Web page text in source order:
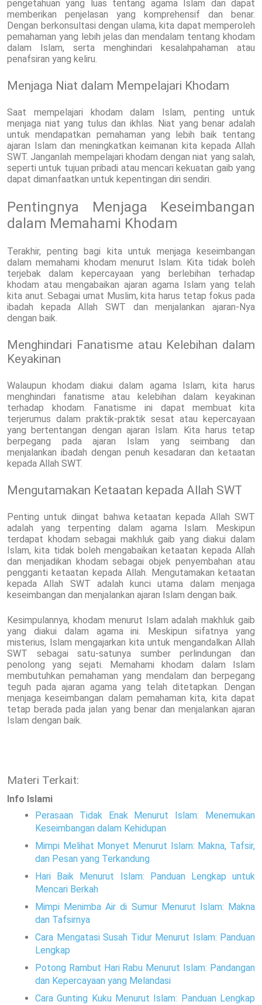
pengetahuan yang luas tentang agama Islam dan dapat
memberikan penjelasan yang komprehensif dan benar.
Dengan berkonsultasi dengan ulama, kita dapat memperoleh
pemahaman yang lebih jelas dan mendalam tentang khodam
dalam Islam, serta menghindari kesalahpahaman atau
penafsiran yang keliru.
Menjaga Niat dalam Mempelajari Khodam
Saat mempelajari khodam dalam Islam, penting untuk
menjaga niat yang tulus dan ikhlas. Niat yang benar adalah
untuk mendapatkan pemahaman yang lebih baik tentang
ajaran Islam dan meningkatkan keimanan kita kepada Allah
SWT. Janganlah mempelajari khodam dengan niat yang salah,
seperti untuk tujuan pribadi atau mencari kekuatan gaib yang
dapat dimanfaatkan untuk kepentingan diri sendiri.
Pentingnya Menjaga Keseimbangan
dalam Memahami Khodam
Terakhir, penting bagi kita untuk menjaga keseimbangan
dalam memahami khodam menurut Islam. Kita tidak boleh
terjebak dalam kepercayaan yang berlebihan terhadap
khodam atau mengabaikan ajaran agama Islam yang telah
kita anut. Sebagai umat Muslim, kita harus tetap fokus pada
ibadah kepada Allah SWT dan menjalankan ajaran-Nya
dengan baik.
Menghindari Fanatisme atau Kelebihan dalam
Keyakinan
Walaupun khodam diakui dalam agama Islam, kita harus
menghindari fanatisme atau kelebihan dalam keyakinan
terhadap khodam. Fanatisme ini dapat membuat kita
terjerumus dalam praktik-praktik sesat atau kepercayaan
yang bertentangan dengan ajaran Islam. Kita harus tetap
berpegang pada ajaran Islam yang seimbang dan
menjalankan ibadah dengan penuh kesadaran dan ketaatan
kepada Allah SWT.
Mengutamakan Ketaatan kepada Allah SWT
Penting untuk diingat bahwa ketaatan kepada Allah SWT
adalah yang terpenting dalam agama Islam. Meskipun
terdapat khodam sebagai makhluk gaib yang diakui dalam
Islam, kita tidak boleh mengabaikan ketaatan kepada Allah
dan menjadikan khodam sebagai objek penyembahan atau
pengganti ketaatan kepada Allah. Mengutamakan ketaatan
kepada Allah SWT adalah kunci utama dalam menjaga
keseimbangan dan menjalankan ajaran Islam dengan baik.
Kesimpulannya, khodam menurut Islam adalah makhluk gaib
yang diakui dalam agama ini. Meskipun sifatnya yang
misterius, Islam mengajarkan kita untuk mengandalkan Allah
SWT sebagai satu-satunya sumber perlindungan dan
penolong yang sejati. Memahami khodam dalam Islam
membutuhkan pemahaman yang mendalam dan berpegang
teguh pada ajaran agama yang telah ditetapkan. Dengan
menjaga keseimbangan dalam pemahaman kita, kita dapat
tetap berada pada jalan yang benar dan menjalankan ajaran
Islam dengan baik.
Materi Terkait:
Info Islami
Perasaan Tidak Enak Menurut Islam: Menemukan
Keseimbangan dalam Kehidupan
Mimpi Melihat Monyet Menurut Islam: Makna, Tafsir,
dan Pesan yang Terkandung
Hari Baik Menurut Islam: Panduan Lengkap untuk
Mencari Berkah
Mimpi Menimba Air di Sumur Menurut Islam: Makna
dan Tafsirnya
Cara Mengatasi Susah Tidur Menurut Islam: Panduan
Lengkap
Potong Rambut Hari Rabu Menurut Islam: Pandangan
dan Kepercayaan yang Melandasi
Cara Gunting Kuku Menurut Islam: Panduan Lengkap